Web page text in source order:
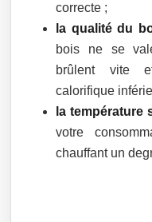
correcte ;
la qualité du
bois ne se
brûlent vite
calorifique
la température
votre
chauffant un